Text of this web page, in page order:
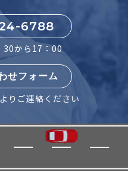
6788
30から17：00
せフォーム
りご連絡ください